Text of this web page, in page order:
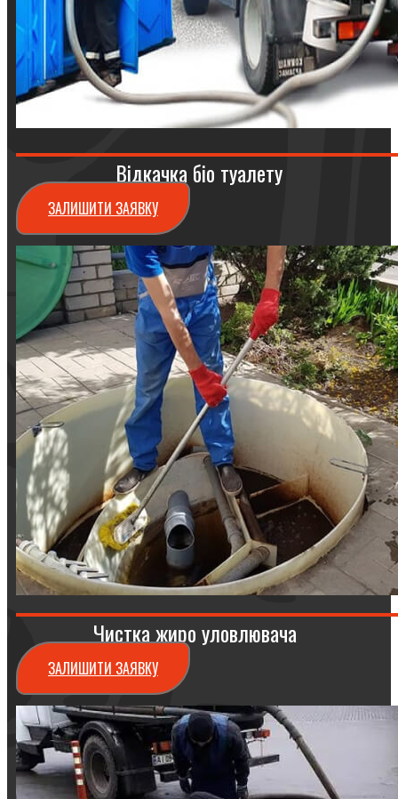
Відкачка біо туалету
ЗАЛИШИТИ ЗАЯВКУ
Чистка жиро уловлювача
ЗАЛИШИТИ ЗАЯВКУ